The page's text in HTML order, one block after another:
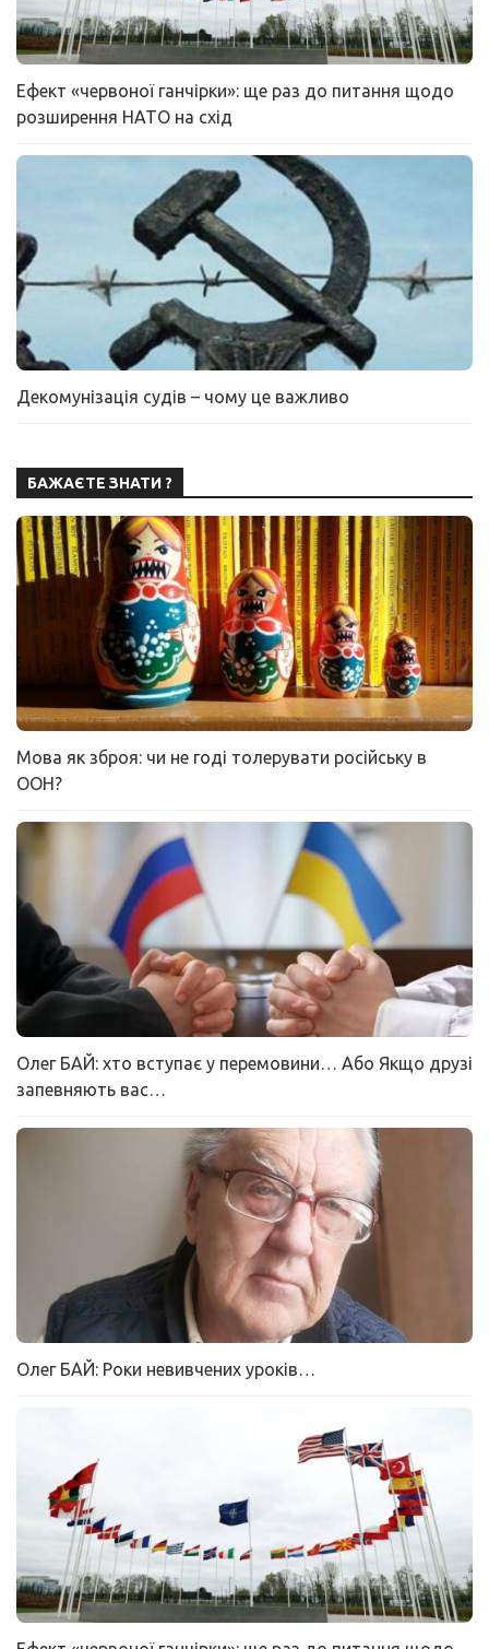
Ефект «червоної ганчірки»: ще раз до питання щодо
розширення НАТО на схід
Декомунізація судів – чому це важливо
БАЖАЄТЕ ЗНАТИ ?
Мова як зброя: чи не годі толерувати російську в
ООН?
Олег БАЙ: хто вступає у перемовини… Або Якщо друзі
запевняють вас…
Олег БАЙ: Роки невивчених уроків…